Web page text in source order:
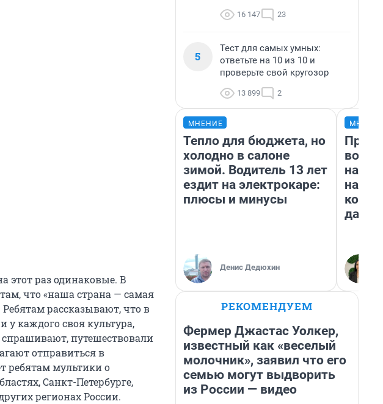
этот раз одинаковые. В
что «наша страна — самая
Ребятам рассказывают, что в
у каждого своя культура,
путешествовали
отправиться в
ребятам мультики о
Санкт-Петербурге,
регионах России.
16 147 23
5
Тест для самых умных:
ответьте на 10 из 10 и
проверьте свой кругозор
13 899 2
МНЕНИЕ
Тепло для бюджета, но
холодно в салоне
зимой. Водитель 13 лет
ездит на электрокаре:
плюсы и минусы
Денис Дедюхин
нам
даже
РЕКОМЕНДУЕМ
Фермер Джастас Уолкер,
известный как «веселый
молочник», заявил что его
семью могут выдворить
из России — видео